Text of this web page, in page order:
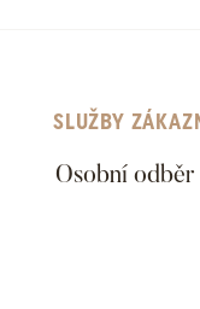
SLUŽBY
Osobní odběr